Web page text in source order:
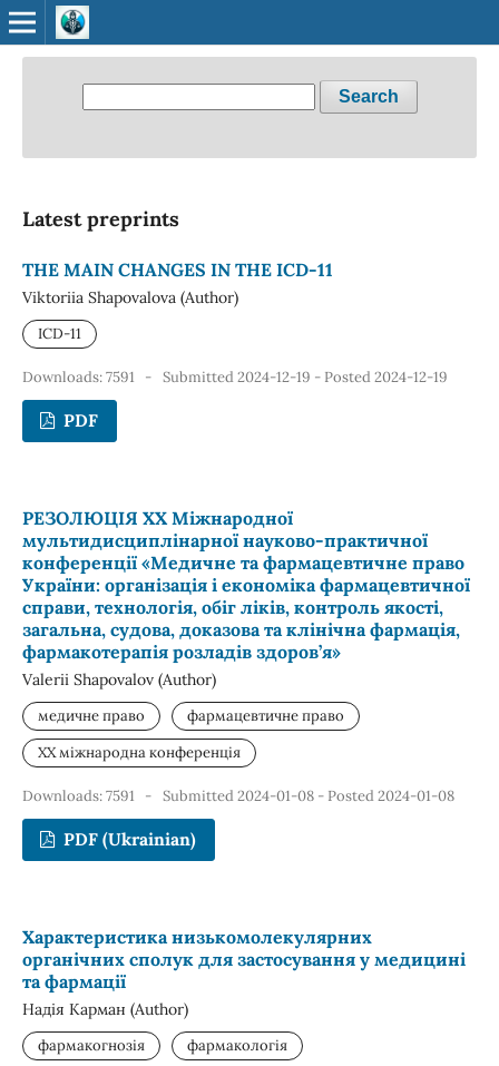
Search
Latest preprints
THE MAIN CHANGES IN THE ICD-11
Viktoriia Shapovalova (Author)
ICD-11
Downloads: 7591 - Submitted 2024-12-19 - Posted 2024-12-19
PDF
РЕЗОЛЮЦІЯ ХХ Міжнародної
мультидисциплінарної науково-практичної
конференції «Медичне та фармацевтичне право
України: організація і економіка фармацевтичної
справи, технологія, обіг ліків, контроль якості,
загальна, судова, доказова та клінічна фармація,
фармакотерапія розладів здоров’я»
Valerii Shapovalov (Author)
медичне право
фармацевтичне право
ХХ міжнародна конференція
Downloads: 7591 - Submitted 2024-01-08 - Posted 2024-01-08
PDF (Ukrainian)
Характеристика низькомолекулярних
органічних сполук для застосування у медицині
та фармації
Надія Карман (Author)
фармакогнозія
фармакологія